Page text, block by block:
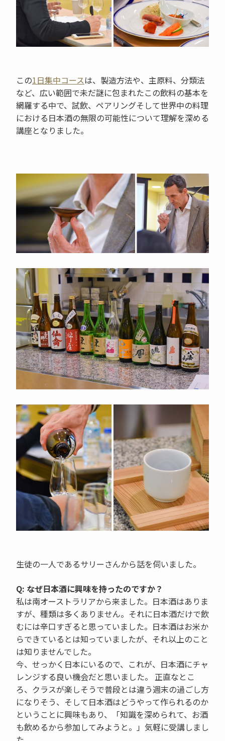
この1日集中コースは、製造方法や、主原料、分類法
など、広い範囲で未だ謎に包まれたこの飲料の基本を
網羅する中で、試飲、ペアリングそして世界中の料理
における日本酒の無限の可能性について理解を深める
講座となりました。
生徒の一人であるサリーさんから話を伺いました。
Q: なぜ日本酒に興味を持ったのですか？
私は南オーストラリアから来ました。日本酒はありま
すが、種類は多くありません。それに日本酒だけで飲
むには辛口すぎると思っていました。日本酒はお米か
らできているとは知っていましたが、それ以上のこと
は知りませんでした。
今、せっかく日本にいるので、これが、日本酒にチャ
レンジする良い機会だと思いました。 正直なとこ
ろ、クラスが楽しそうで普段とは違う週末の過ごし方
になりそう、そして日本酒はどうやって作られるのか
ということに興味もあり、「知識を深められて、お酒
も飲めるから参加してみようと。」気軽に受講しまし